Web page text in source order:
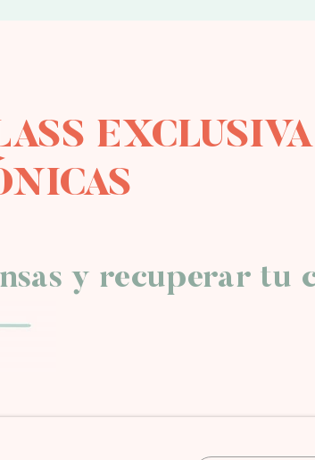
y recuperar tu